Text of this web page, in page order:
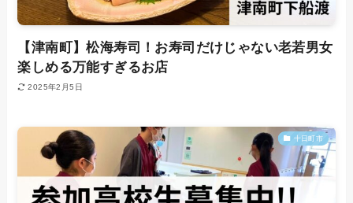
【津南町】松海寿司！お寿司だけじゃない老若男女
楽しめる万能すぎるお店
2025年2月5日
十日町市